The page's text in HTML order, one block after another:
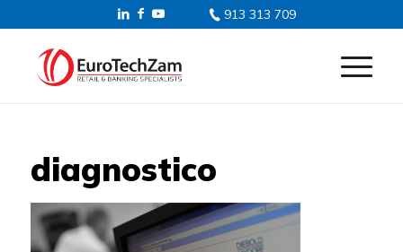
913 313 709
diagnostico